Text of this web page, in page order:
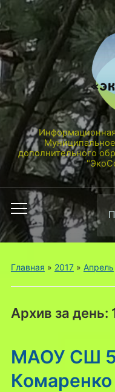
дополнительного
Переключить
мобильное
меню
по:
Главная » 2017» Апрель
Архив за день:
МАОУ СШ